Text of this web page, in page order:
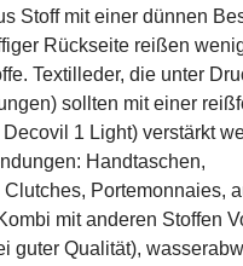
Stoff mit einer dünnen
Rückseite reißen
Textilleder, die unter
sollten mit einer
1 Light) verstärkt
Handtaschen,
Portemonnaies,
mit anderen Stoffen
guter Qualität),